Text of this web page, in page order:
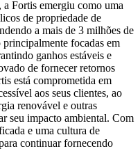
a Fortis emergiu como uma
de propriedade de
a mais de 3 milhões de
principalmente focadas em
ganhos estáveis e
de fornecer retornos
está comprometida em
aos seus clientes, ao
renovável e outras
seu impacto ambiental. Com
e uma cultura de
continuar fornecendo